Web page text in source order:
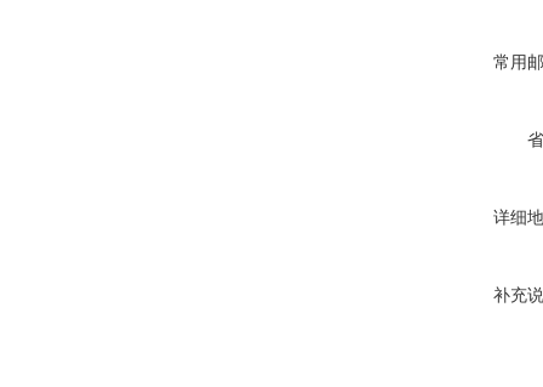
常用
详细
补充